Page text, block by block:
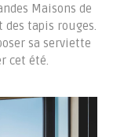
Maisons de
tapis rouges.
sa serviette
cet été.